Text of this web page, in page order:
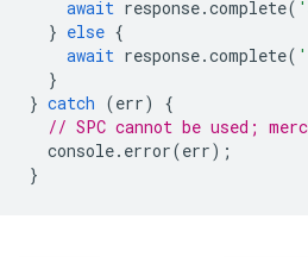
await response.complete(
} else {
await response.complete(
}
} catch (err)
{
// SPC cannot be used;
console. error(err);
}